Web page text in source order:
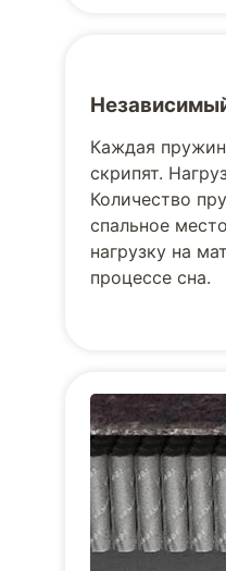
Каждая
скрипят.
Количество
спальное
нагрузку на
процессе сна.